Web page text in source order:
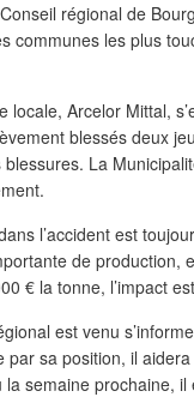
régional de
communes les plus
locale, Arcelor Mittal,
blessés deux
blessures. La
l’accident est
de production,
€ la tonne, l’impact
est venu
sa position, il
semaine prochaine,